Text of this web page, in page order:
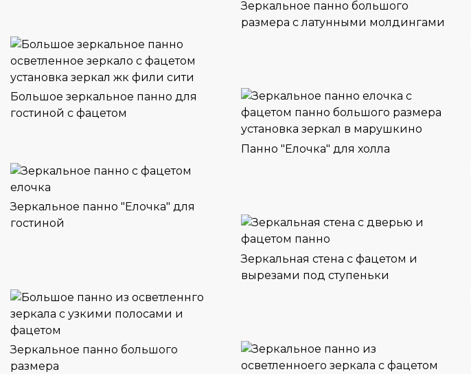
Зеркальное панно большого
размера с латунными молдингами
Большое зеркальное панно для
гостиной с фацетом
Панно "Елочка" для холла
Зеркальное панно "Елочка" для
гостиной
Зеркальная стена с фацетом и
вырезами под ступеньки
Зеркальное панно большого
размера